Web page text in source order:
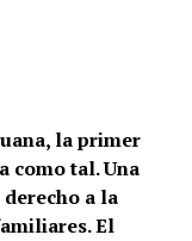
la primer
como tal. Una
a la
El